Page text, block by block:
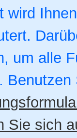
wird
um alle
Benutzen
Sie sich